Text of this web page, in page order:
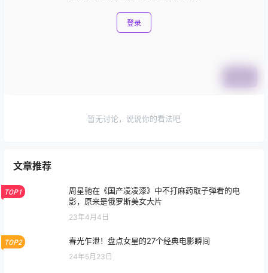
登录
暂无讨论，说说你的看法吧
文章推荐
TOP1
周星驰在《国产凌凌漆》中不打麻药取子弹看的电
影，原来是俄罗斯美女大片
23年4月4日
TOP2 春光乍泄！盘点女星的27个经典电影瞬间
24年5月23日